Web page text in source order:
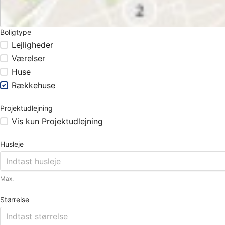
Boligtype
Lejligheder
Værelser
Huse
Rækkehuse
Projektudlejning
Vis kun Projektudlejning
Husleje
Max.
Størrelse